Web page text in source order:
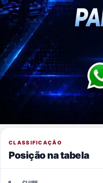
CLASSIFICAÇÃO
Posição na tabela